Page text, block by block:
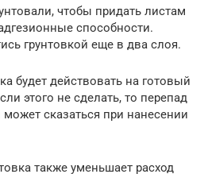
чтобы придать листам
способности.
грунтовкой еще в два слоя.
будет действовать на готовый
этого не сделать, то перепад
сказаться при нанесении
также уменьшает расход